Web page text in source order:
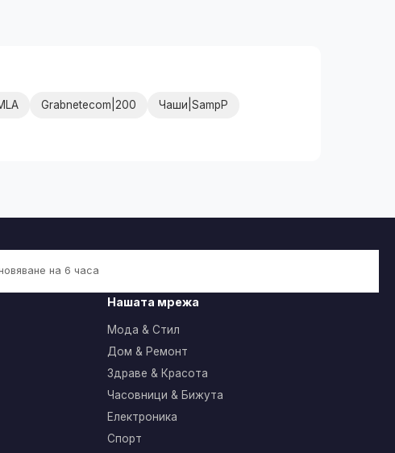
Grabnetecom|200 Чаши|SampP
на 6 часа
Нашата мрежа
Мода & Стил
Дом & Ремонт
Здраве & Красота
Часовници & Бижута
Електроника
Спорт